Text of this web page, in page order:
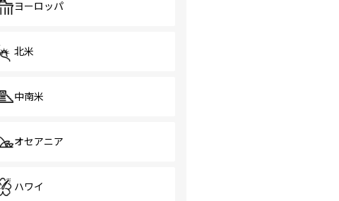
ヨーロッパ
北米
中南米
オセアニア
ハワイ